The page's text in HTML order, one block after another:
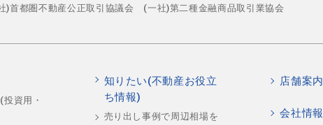
)首都圏不動産公正取引協議会 (一社)第二種金融商品取引業協会
資用・
知りたい(不動産お役立
ち情報)
売り出し事例で周辺相場を
店舗案内
会社情報